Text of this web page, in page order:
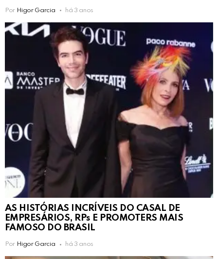
Por Higor Garcia há 3 anos
AS HISTÓRIAS INCRÍVEIS DO CASAL DE
EMPRESÁRIOS, RPs E PROMOTERS MAIS
FAMOSO DO BRASIL
Por Higor Garcia há 3 anos